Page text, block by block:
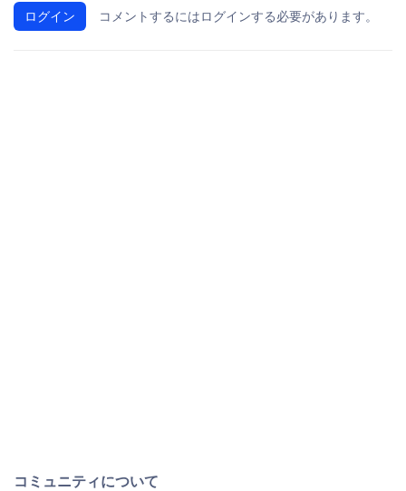
ログイン コメントするにはログインする必要があります。
コミュニティについて